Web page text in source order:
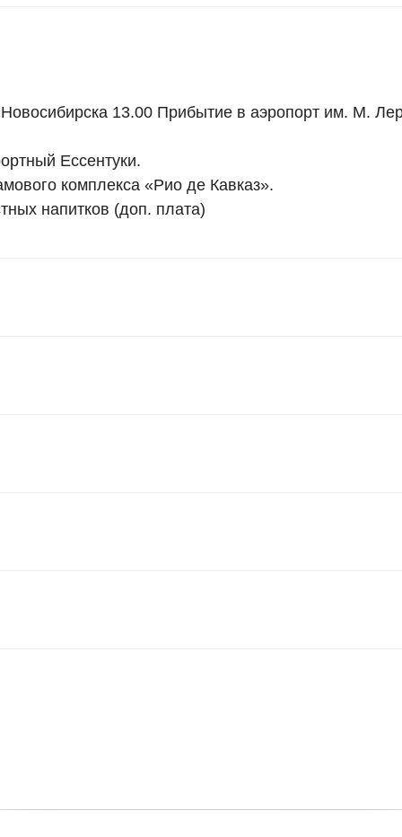
13.00 Прибытие в аэропорт им. М.
Ессентуки.
комплекса «Рио де Кавказ».
напитков (доп. плата)